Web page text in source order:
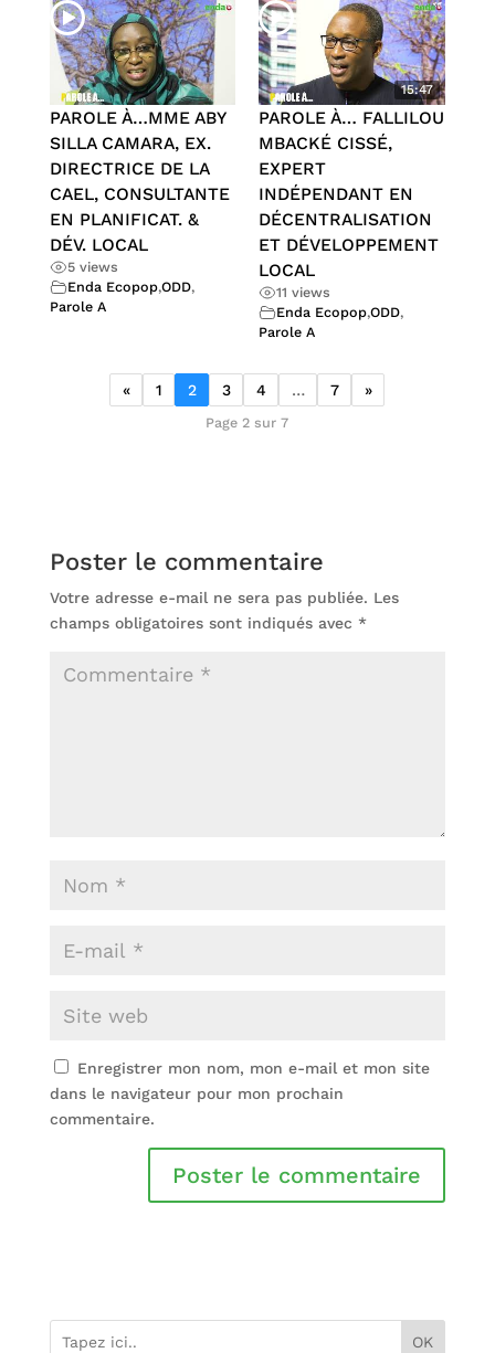
PAROLE À…MME ABY
SILLA CAMARA, EX.
DIRECTRICE DE LA
CAEL, CONSULTANTE
EN PLANIFICAT. &
DÉV. LOCAL
5 views
Enda Ecopop,ODD,
Parole A
15:47
PAROLE À… FALLILOU
MBACKÉ CISSÉ,
EXPERT
INDÉPENDANT EN
DÉCENTRALISATION
ET DÉVELOPPEMENT
LOCAL
11 views
Enda Ecopop,ODD,
Parole A
« 1 2 3 4 … 7 »
Page 2 sur 7
Poster le commentaire
Votre adresse e-mail ne sera pas publiée. Les
champs obligatoires sont indiqués avec *
Enregistrer mon nom, mon e-mail et mon site
dans le navigateur pour mon prochain
commentaire.
OK